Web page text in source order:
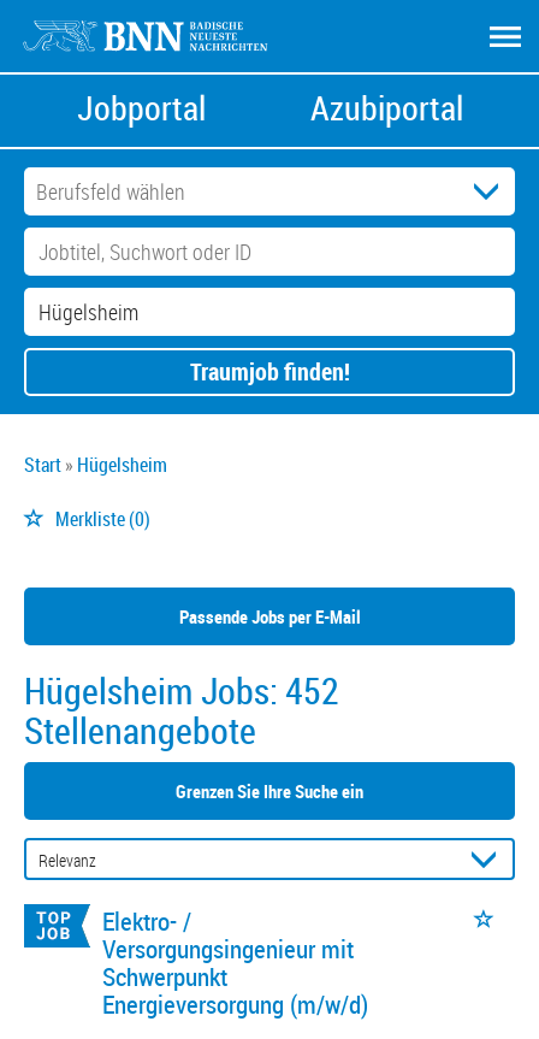
Jobportal Azubiportal
Traumjob finden!
Start Hügelsheim
Merkliste(0)
Passende Jobs per E-Mail
Hügelsheim Jobs:452
Stellenangebote
Grenzen Sie Ihre Suche ein
Elektro- /
Versorgungsingenieur mit
Schwerpunkt
Energieversorgung (m/w/d)